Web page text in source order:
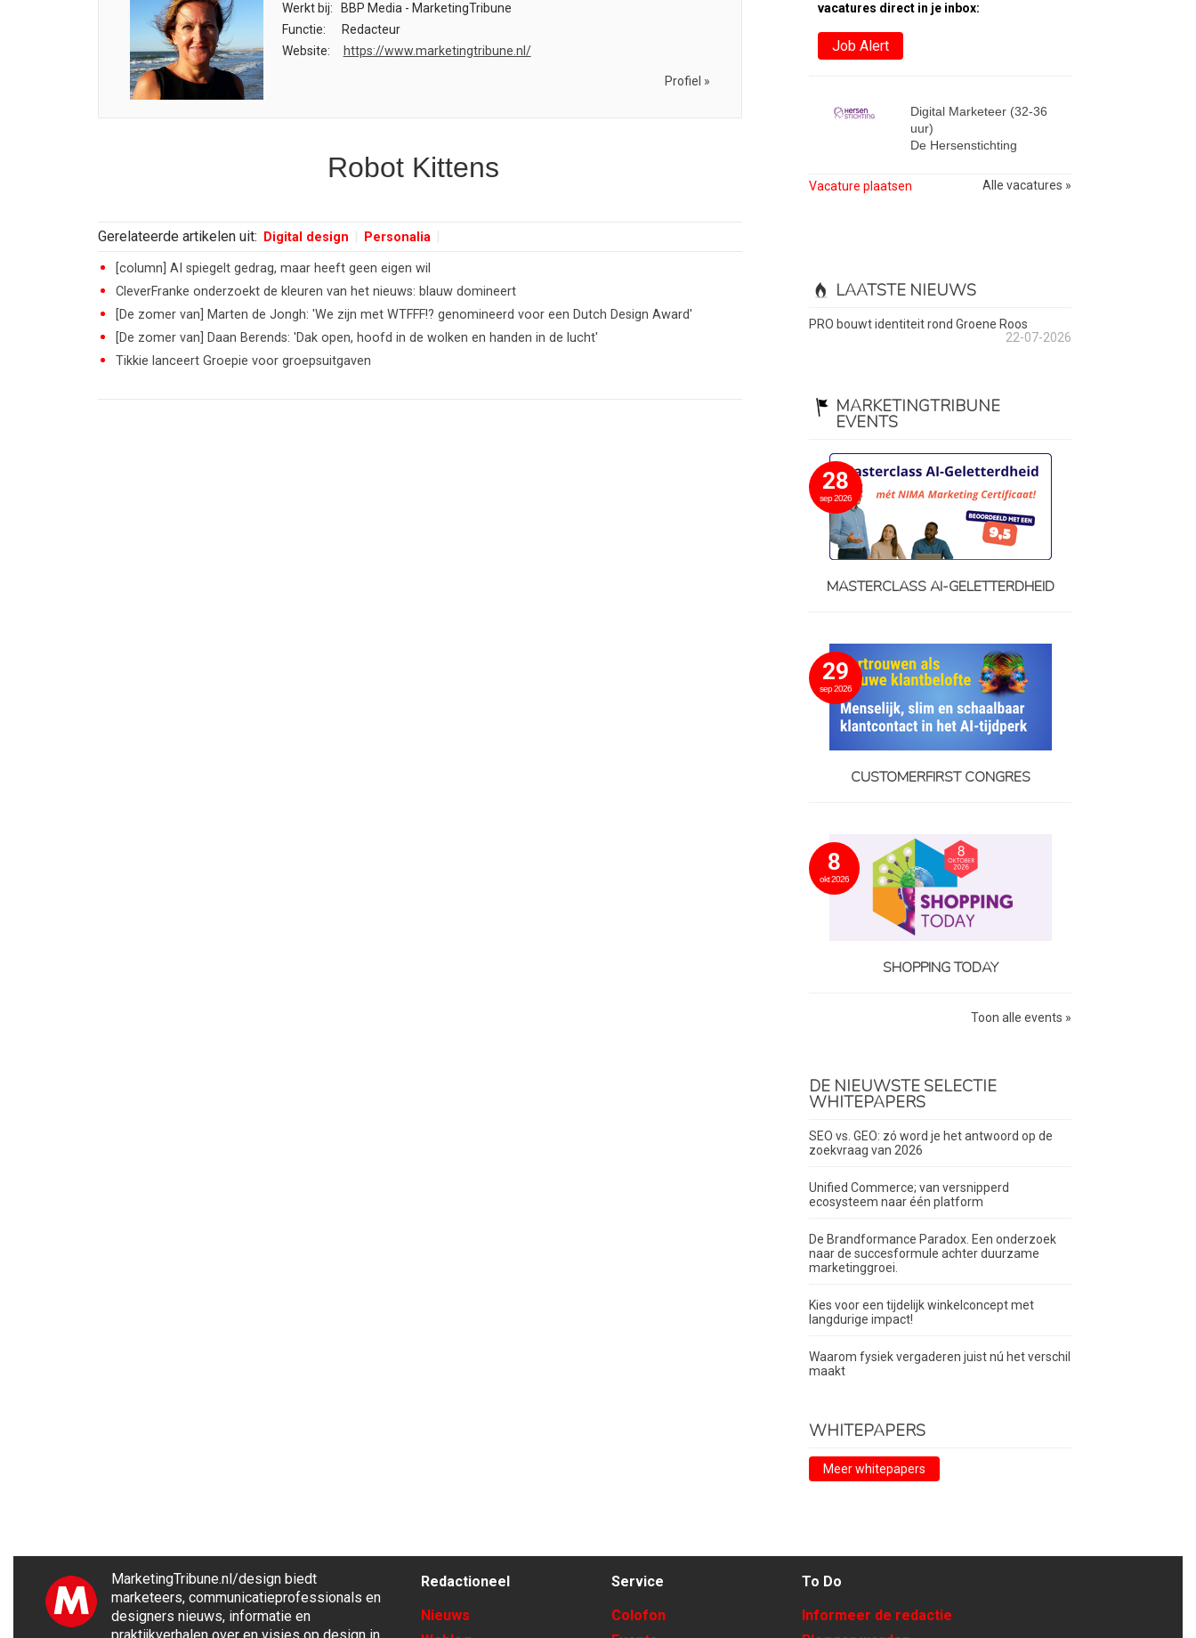
Werkt bij:
BBP Media - MarketingTribune
Functie:
Redacteur
Website:
https://www.marketingtribune.nl/
Profiel »
Robot Kittens
Gerelateerde artikelen uit: Digital design Personalia
[column] AI spiegelt gedrag, maar heeft geen eigen wil
CleverFranke onderzoekt de kleuren van het nieuws: blauw domineert
[De zomer van] Marten de Jongh: 'We zijn met WTFFF!? genomineerd voor een Dutch Design Award'
[De zomer van] Daan Berends: 'Dak open, hoofd in de wolken en handen in de lucht'
Tikkie lanceert Groepie voor groepsuitgaven
vacatures direct in je inbox:
Job Alert
Digital Marketeer (32-36
uur)
De Hersenstichting
Vacature plaatsen Alle vacatures »
LAATSTE NIEUWS
PRO bouwt identiteit rond Groene Roos
22-07-2026
MARKETINGTRIBUNE
EVENTS
28
sep 2026
MASTERCLASS AI-GELETTERDHEID
29
sep 2026
CUSTOMERFIRST CONGRES
8
okt 2026
SHOPPING TODAY
Toon alle events »
DE NIEUWSTE SELECTIE
WHITEPAPERS
SEO vs. GEO: zó word je het antwoord op de
zoekvraag van 2026
Unified Commerce; van versnipperd
ecosysteem naar één platform
De Brandformance Paradox. Een onderzoek
naar de succesformule achter duurzame
marketinggroei.
Kies voor een tijdelijk winkelconcept met
langdurige impact!
Waarom fysiek vergaderen juist nú het verschil
maakt
WHITEPAPERS
Meer whitepapers
MarketingTribune.nl/design biedt
marketeers, communicatieprofessionals en
designers nieuws, informatie en
Redactioneel
Nieuws
Service
Colofon
To Do
Informeer de redactie